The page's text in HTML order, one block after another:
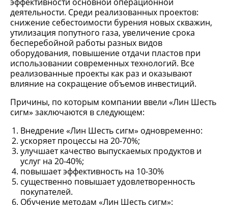
деятельности. Среди реализованных проектов:
снижение себестоимости бурения новых скважин,
утилизация попутного газа, увеличение срока
бесперебойной работы разных видов
оборудования, повышение отдачи пластов при
использовании современных технологий. Все
реализованные проекты как раз и оказывают
влияние на сокращение объемов инвестиций.
Причины, по которым компании ввели «Лин Шесть
сигм» заключаются в следующем:
Внедрение «Лин Шесть сигм» одновременно:
ускоряет процессы на 20-70%;
улучшает качество выпускаемых продуктов и
услуг на 20-40%;
повышает эффективность на 10-30%
существенно повышает удовлетворенность
покупателей.
Обучение методам «Лин Шесть сигм»: